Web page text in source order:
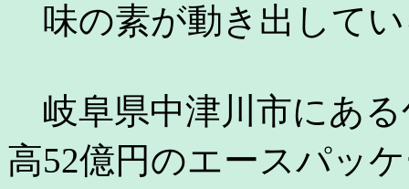
味の素が動き出して
岐阜県中津川市にある
高52億円のエースパッ